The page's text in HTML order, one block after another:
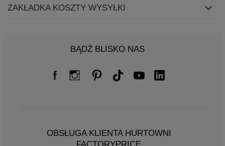
ZAKŁADKA KOSZTY WYSYŁKI
BĄDŹ BLISKO NAS
OBSŁUGA KLIENTA HURTOWNI